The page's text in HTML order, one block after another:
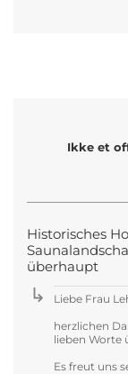
Ikke et
Historisches
überhaupt
Liebe Frau
herzlichen
lieben Worte
Es freut uns